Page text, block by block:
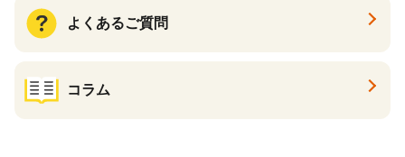
よくあるご質問
コラム